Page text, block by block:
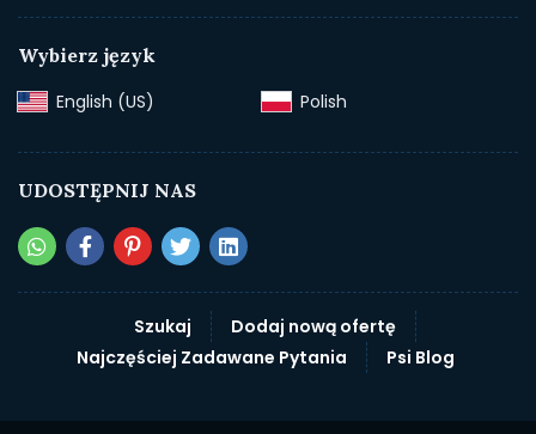
Wybierz język
English (US)‎
Polish‎
UDOSTĘPNIJ NAS
Szukaj
Dodaj nową ofertę
Najczęściej Zadawane Pytania
Psi Blog